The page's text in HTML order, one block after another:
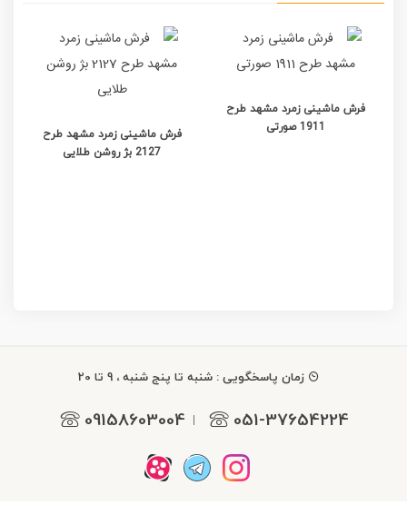
فرش ماشینی زمرد مشهد طرح
1911 صورتی
فرش ماشینی زمرد مشهد طرح
2127 بژ روشن طلایی
زمان پاسخگویی : شنبه تا پنج شنبه ، 9 تا 20
051-37654224
|
09158603004